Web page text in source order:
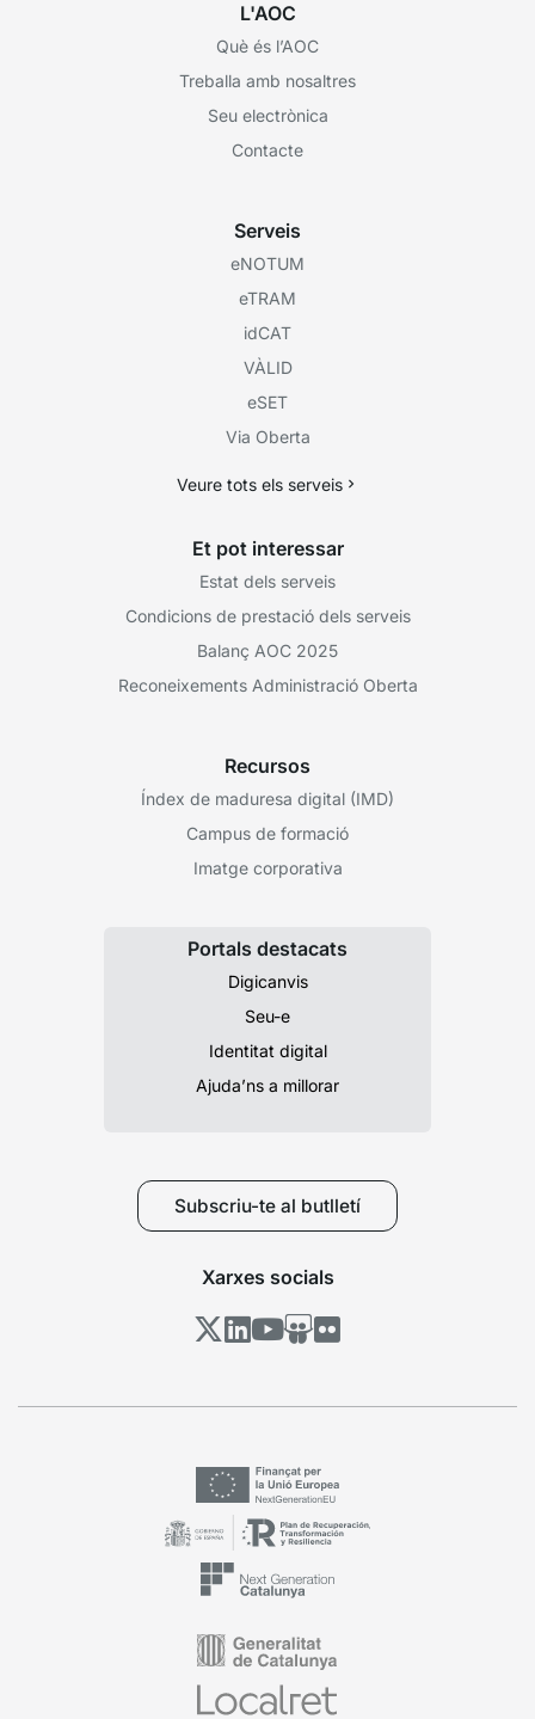
L'AOC
Què és l’AOC
Treballa amb nosaltres
Seu electrònica
Contacte
Serveis
eNOTUM
eTRAM
idCAT
VÀLID
eSET
Via Oberta
Veure tots els serveis
Et pot interessar
Estat dels serveis
Condicions de prestació dels serveis
Balanç AOC 2025
Reconeixements Administració Oberta
Recursos
Índex de maduresa digital (IMD)
Campus de formació
Imatge corporativa
Portals destacats
Digicanvis
Seu-e
Identitat digital
Ajuda’ns a millorar
Subscriu-te al butlletí
Xarxes socials